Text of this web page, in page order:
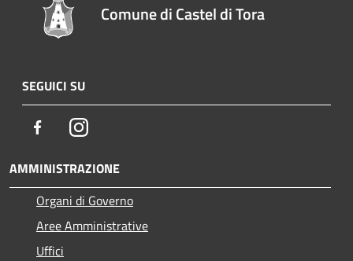
Comune di Castel di Tora
SEGUICI SU
FacebookInstagram
AMMINISTRAZIONE
Organi di Governo
Aree Amministrative
Uffici